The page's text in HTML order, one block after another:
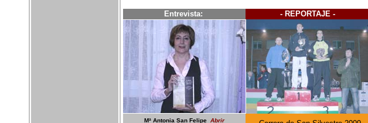
Entrevista: - REPORTAJE -
Mª Antonia San Felipe Abrir